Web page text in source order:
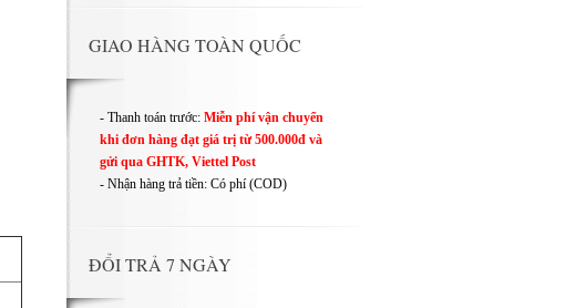
GIAO HÀNG TOÀN QUỐC
- Thanh toán trước: Miễn phí vận chuyển
khi đơn hàng đạt giá trị từ 500.000đ và
gửi qua GHTK, Viettel Post
- Nhận hàng trả tiền: Có phí (COD)
ĐỔI TRẢ 7 NGÀY